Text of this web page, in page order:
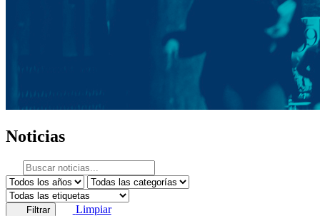
Noticias
Filtrar Limpiar